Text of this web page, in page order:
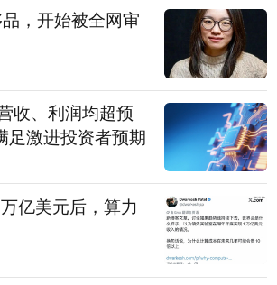
，开始被全网审
收、利润均超预
足激进投资者预期
亿美元后，算力